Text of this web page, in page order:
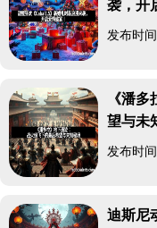
袭，开
发布时
《潘
望与未
发布时
迪斯尼